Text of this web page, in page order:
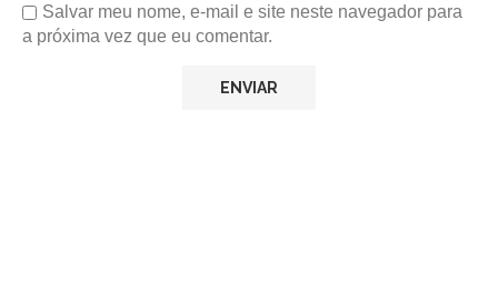
Salvar meu nome, e-mail e site neste navegador para
a próxima vez que eu comentar.